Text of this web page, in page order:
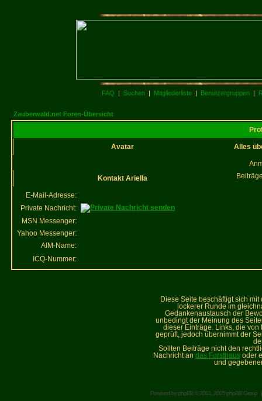
FAQ | Suchen | Mitgliederliste | Benutzergruppen |
Zauberwald.net Foren-Übersicht
Avatar Alles
Kontakt Ariella
E-Mail-Adresse:
Private Nachricht:
MSN Messenger:
Yahoo Messenger:
AIM-Name:
ICQ-Nummer:
Diese Seite beschäftigt sich
lockerer Runde im
Gedankenaustausch der
unbedingt der Meinung des
dieser Einträge. Links, die
geprüft, jedoch übernimmt der
Sollten Beiträge nicht den
Nachricht an das Forsthausoder
und
Powered byphpBB© 2001, 2005 phpBB Group